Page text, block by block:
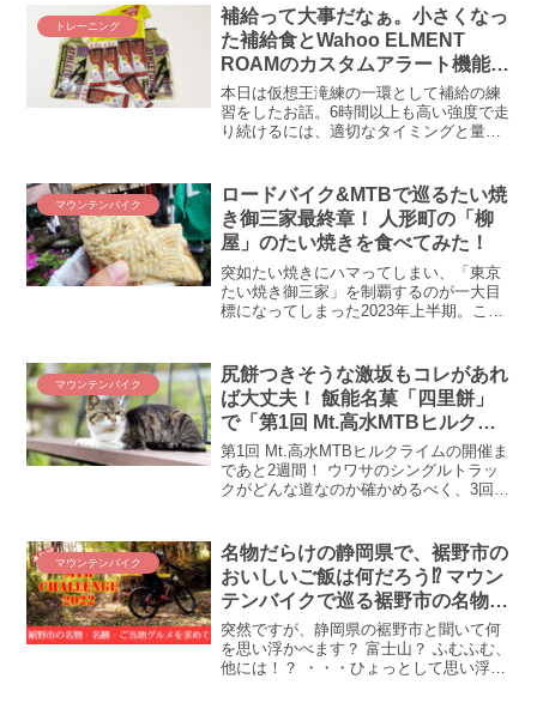
な女性でもマウンテンバイクに乗れるの
か？ まずはサイズを調べて、小柄な人で
もMTBに乗れるか確かめてみるのです。
トレーニング
補給って大事だなぁ。小さくなっ
た補給食とWahoo ELMENT
ROAMのカスタムアラート機能で
SDA王滝の補給は乗り越えられ
るかも⁉
本日は仮想王滝練の一環として補給の練
習をしたお話。6時間以上も高い強度で走
り続けるには、適切なタイミングと量で
敗し、痛い目に遭ってきた補給ですから
して、来たる大一番・SDA王滝までに何
度か練習しておきたいのであります。
マウンテンバイク
ロードバイク&MTBで巡るたい焼
き御三家最終章！ 人形町の「柳
屋」のたい焼きを食べてみた！
突如たい焼きにハマってしまい、「東京
たい焼き御三家」を制覇するのが一大目
標になってしまった2023年上半期。これ
家は人形町の「柳屋」のみ！ これはもう
行くしかない、食べるしかない柳屋のた
い焼き！ たい焼き御三家・全制覇の記録
をご覧ください。
マウンテンバイク
尻餅つきそうな激坂もコレがあれ
ば大丈夫！ 飯能名菓「四里餅」
で「第1回 Mt.高水MTBヒルクラ
イム」シングルトラック対策は万
全
第1回 Mt.高水MTBヒルクライムの開催ま
であと2週間！ ウワサのシングルトラッ
クがどんな道なのか確かめるべく、3回目
いの超×超激坂！ 崖のようなトレイル、
尻餅つかずに上り切れる自信がありませ
ん(;´∀｀) そんな時にぜひともゲン担ぎで
食べておきたいのが、飯能市の名菓「四
里餅」です。「尻餅つかない」という逸
話を持つ四里餅食べて、超激坂の第1回
Mt.高水MTBヒルクライムに備えましょ
う！
マウンテンバイク
名物だらけの静岡県で、裾野市の
おいしいご飯は何だろう⁉ マウン
テンバイクで巡る裾野市の名物、
名勝、ご当地グルメ
突然ですが、静岡県の裾野市と聞いて何
を思い浮かべます？ 富士山？ ふむふむ、
他には！？ ・・・ひょっとして思い浮か